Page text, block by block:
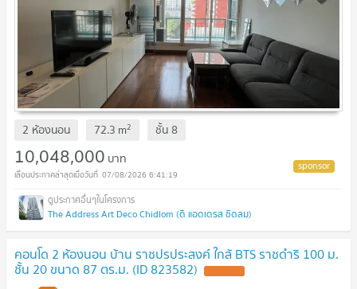
2 ห้องนอน 72.3 m2 ชั้น 8
10,048,000 บาท
07/08/2026 6:41:19
The Address Art Deco Chidlom (ดิ แอดเดรส ชิดลม)
คอนโด 2 ห้องนอน บ้าน ราชปรประสงค์ ใกล้ BTS ราชดำริ 100 ม.
ชั้น 20 ขนาด 87 ตร.ม. (ID 823582)